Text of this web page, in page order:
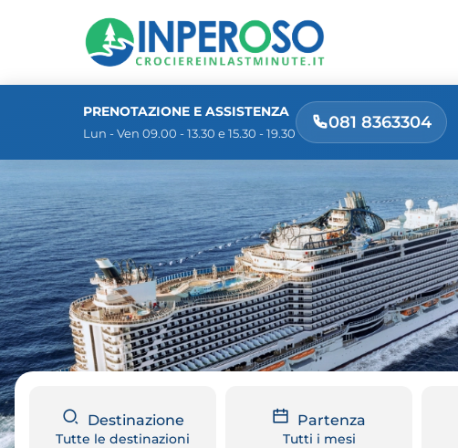
PRENOTAZIONE E ASSISTENZA
Lun - Ven 09.00 - 13.30 e 15.30 - 19.30
081 8363304
Destinazione
Tutte le destinazioni
Partenza
Tutti i mesi